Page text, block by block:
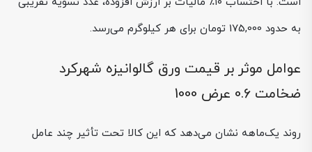
به حدود 175,000 تومان برای هر کیلوگرم می‌رسد.
عوامل موثر بر قیمت ورق گالوانیزه شهرکرد
ضخامت 0.6 عرض 1000
روند یک‌ماهه نشان می‌دهد که این کالا تحت تأثیر چند عامل